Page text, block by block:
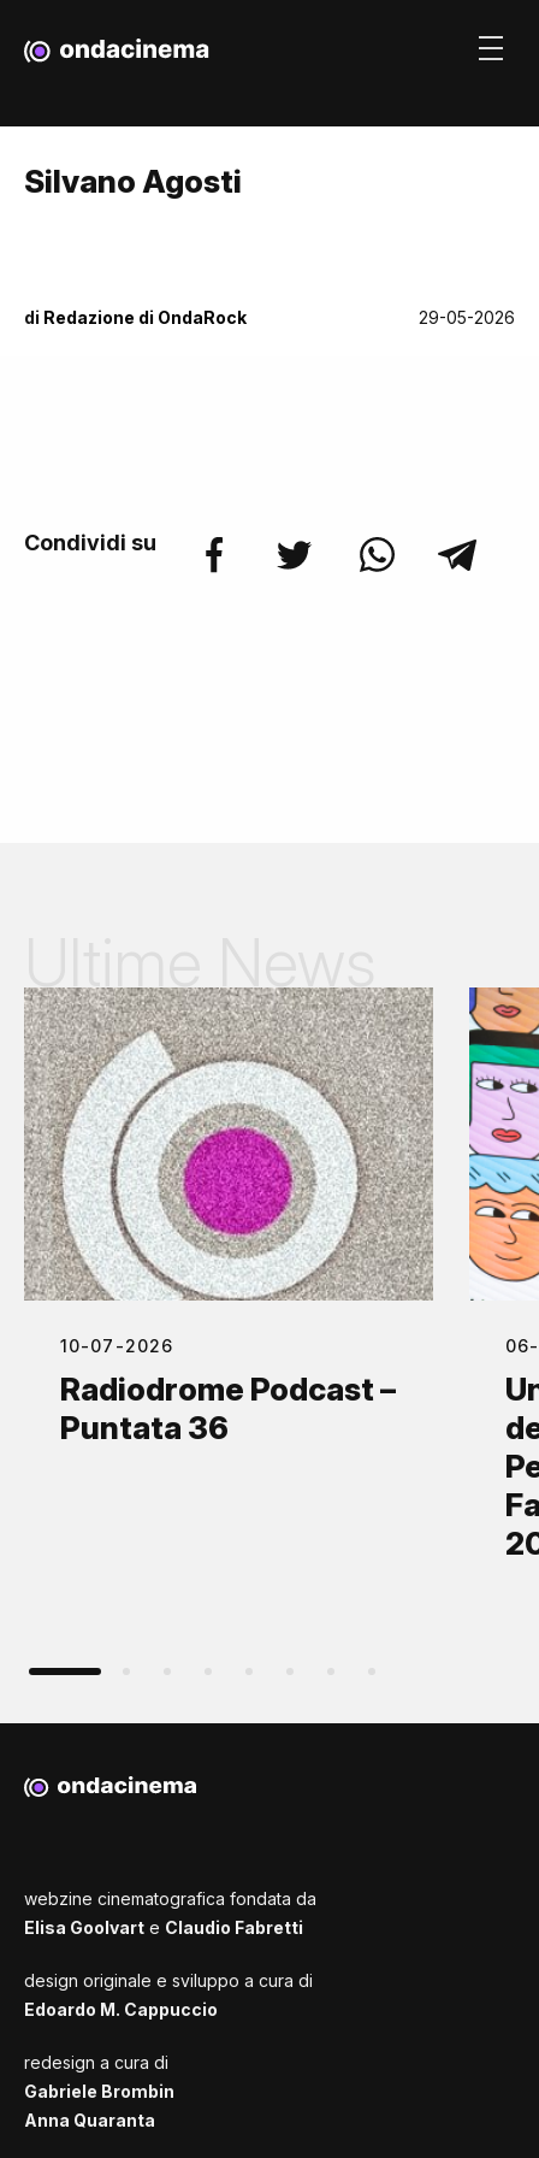
Silvano Agosti
di Redazione di OndaRock 29-05-2026
Condividi su
10-07-2026
Radiodrome Podcast –
Puntata 36
webzine cinematografica fondata da
Elisa Goolvart e Claudio Fabretti
design originale e sviluppo a cura di
Edoardo M. Cappuccio
redesign a cura di
Gabriele Brombin
Anna Quaranta